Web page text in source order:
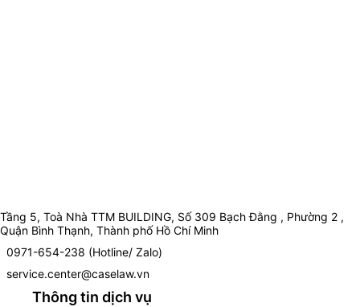
Tầng 5, Toà Nhà TTM BUILDING, Số 309 Bạch Đằng , Phường 2 ,
Quận Bình Thạnh, Thành phố Hồ Chí Minh
0971-654-238 (Hotline/ Zalo)
service.center@caselaw.vn
Thông tin dịch vụ